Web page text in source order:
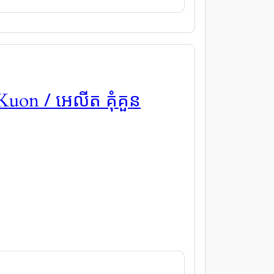
/ អេលីត គុំគួន